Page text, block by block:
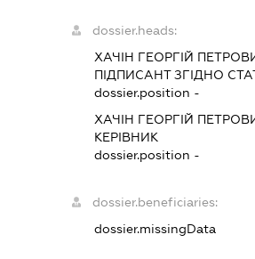
dossier.heads:
ХАЧІН ГЕОРГІЙ
ПІДПИСАНТЗГІДНО
dossier.position -
ХАЧІН ГЕОРГІЙ
КЕРІВНИК
dossier.position -
dossier.beneficiaries:
dossier.missingData